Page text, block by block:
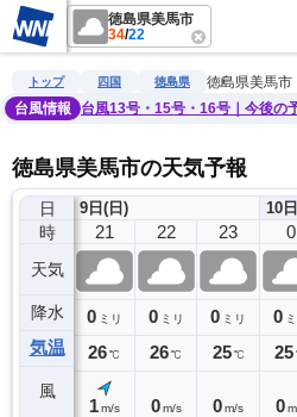
徳島県美馬市
34/22
雨雲レーダー 台風情報 地震情報
トップ 四国 徳島県
徳島県美馬市
台風情報
台風13号・15号・16号｜今後の
徳島県美馬市の天気予報
日
時
天気
降水
気温
風
9日(日)
20
0ミリ
27℃
21
0 ミリ
26℃
1 m/s
22
0 ミリ
26℃
0 m/s
23
0 ミリ
25 ℃
0m/s
10
0
0
25
0